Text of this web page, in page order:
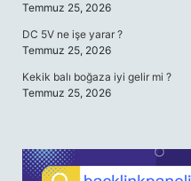
Temmuz 25, 2026
DC 5V ne işe yarar ?
Temmuz 25, 2026
Kekik balı boğaza iyi gelir mi ?
Temmuz 25, 2026